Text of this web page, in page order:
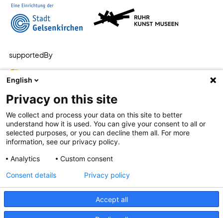
supportedBy
Leichte Sprache Barrierefreiheit Datenschutz
English
Privacy on this site
We collect and process your data on this site to better
understand how it is used. You can give your consent to all or
selected purposes, or you can decline them all. For more
information, see our privacy policy.
Analytics
Custom consent
Accept all
Consent details Privacy policy